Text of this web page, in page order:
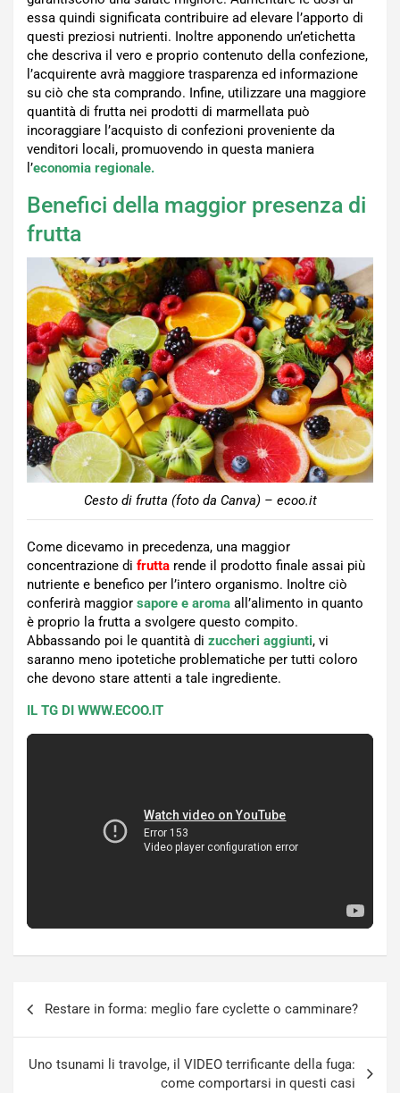
essa quindi significata contribuire ad elevare l’apporto di
questi preziosi nutrienti. Inoltre apponendo un’etichetta
che descriva il vero e proprio contenuto della confezione,
l’acquirente avrà maggiore trasparenza ed informazione
su ciò che sta comprando. Infine, utilizzare una maggiore
quantità di frutta nei prodotti di marmellata può
incoraggiare l’acquisto di confezioni proveniente da
venditori locali, promuovendo in questa maniera
l’economia regionale.
Benefici della maggior presenza di
frutta
Cesto di frutta (foto da Canva) – ecoo.it
Come dicevamo in precedenza, una maggior
concentrazione di frutta rende il prodotto finale assai più
nutriente e benefico per l’intero organismo. Inoltre ciò
conferirà maggior sapore e aroma all’alimento in quanto
è proprio la frutta a svolgere questo compito.
Abbassando poi le quantità di zuccheri aggiunti, vi
saranno meno ipotetiche problematiche per tutti coloro
che devono stare attenti a tale ingrediente.
IL TG DI WWW.ECOO.IT
Restare in forma: meglio fare cyclette o camminare?
Uno tsunami li travolge, il VIDEO terrificante della fuga:
come comportarsi in questi casi